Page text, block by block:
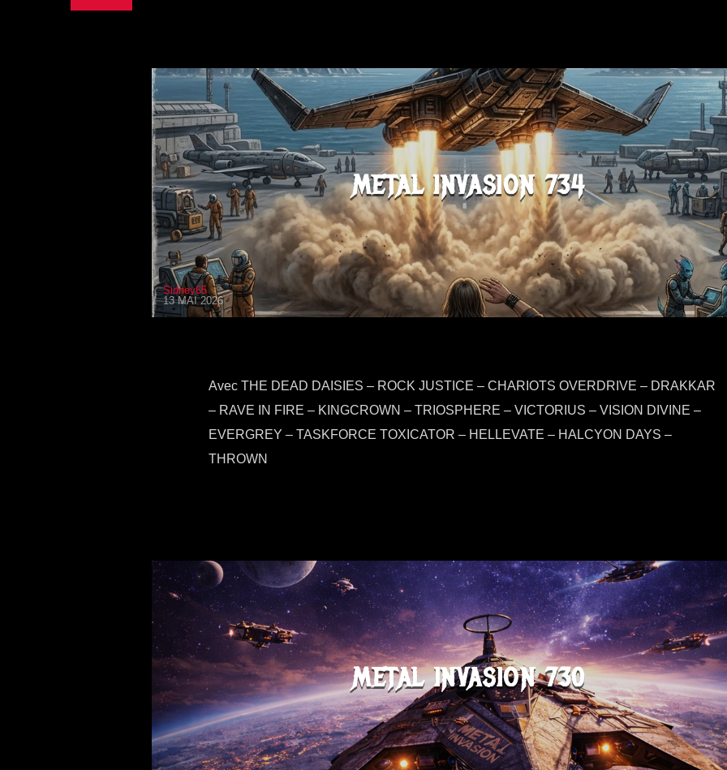
METAL INVASION 734
Sidney65
13 MAI 2026
Avec THE DEAD DAISIES – ROCK JUSTICE – CHARIOTS OVERDRIVE – DRAKKAR
– RAVE IN FIRE – KINGCROWN – TRIOSPHERE – VICTORIUS – VISION DIVINE –
EVERGREY – TASKFORCE TOXICATOR – HELLEVATE – HALCYON DAYS –
THROWN
METAL INVASION 730